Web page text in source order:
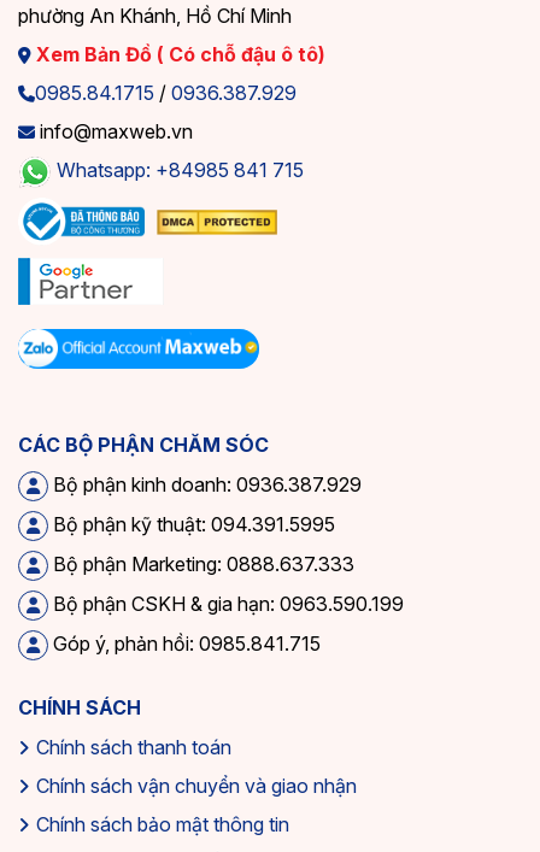
phường An Khánh, Hồ Chí Minh
Xem Bản Đồ ( Có chỗ đậu ô tô)
0985.84.1715 / 0936.387.929
info@maxweb.vn
Whatsapp: +84985 841 715
CÁC BỘ PHẬN CHĂM SÓC
Bộ phận kinh doanh: 0936.387.929
Bộ phận kỹ thuật: 094.391.5995
Bộ phận Marketing: 0888.637.333
Bộ phận CSKH & gia hạn: 0963.590.199
Góp ý, phản hồi: 0985.841.715
CHÍNH SÁCH
Chính sách thanh toán
Chính sách vận chuyển và giao nhận
Chính sách bảo mật thông tin